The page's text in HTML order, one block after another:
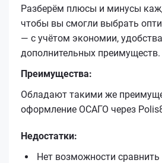
Разберём плюсы и минусы
чтобы вы смогли выбрать
— с учётом экономии,
дополнительных преимуществ.
Преимущества:
Обладают такими же
оформление ОСАГО через
Недостатки:
Нет возможности